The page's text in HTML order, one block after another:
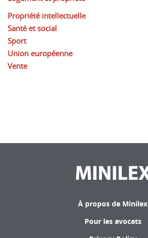
Propriété intellectuelle
Santé et social
Sport
Union européenne
Vente
À propos de Minilex
Pour les avocats